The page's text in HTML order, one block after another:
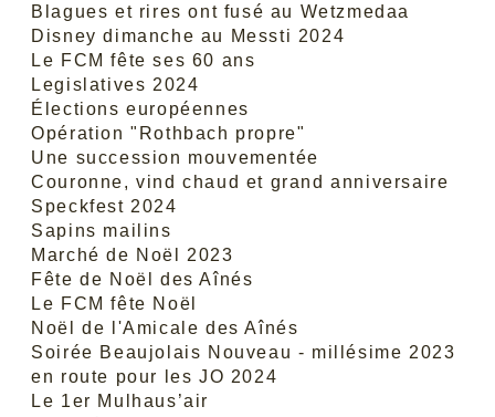
Blagues et rires ont fusé au Wetzmedaa
Disney dimanche au Messti 2024
Le FCM fête ses 60 ans
Legislatives 2024
Élections européennes
Opération "Rothbach propre"
Une succession mouvementée
Couronne, vind chaud et grand anniversaire
Speckfest 2024
Sapins mailins
Marché de Noël 2023
Fête de Noël des Aînés
Le FCM fête Noël
Noël de l'Amicale des Aînés
Soirée Beaujolais Nouveau - millésime 2023
en route pour les JO 2024
Le 1er Mulhaus’air